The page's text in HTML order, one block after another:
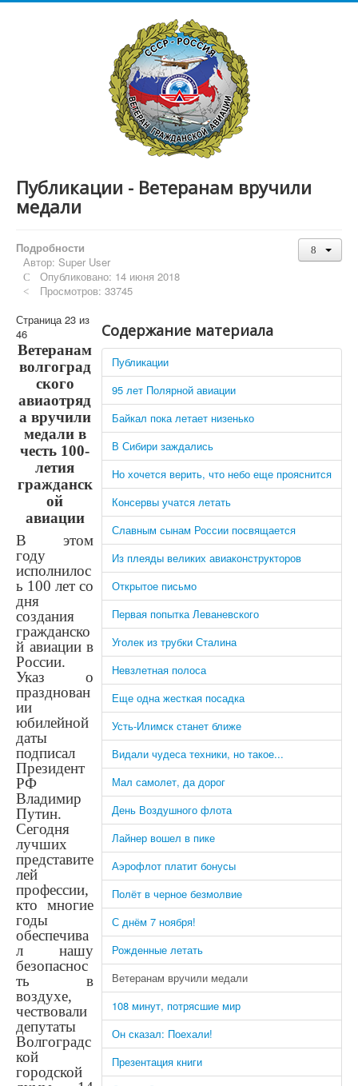
Публикации - Ветеранам вручили
медали
Подробности
Автор: Super User
Опубликовано: 14 июня 2018
Просмотров: 33745
Содержание материала
Публикации
95 лет Полярной авиации
Байкал пока летает низенько
В Сибири заждались
Но хочется верить, что небо еще прояснится
Консервы учатся летать
Славным сынам России посвящается
Из плеяды великих авиаконструкторов
Открытое письмо
Первая попытка Леваневского
Уголек из трубки Сталина
Невзлетная полоса
Еще одна жесткая посадка
Усть-Илимск станет ближе
Видали чудеса техники, но такое...
Мал самолет, да дорог
День Воздушного флота
Лайнер вошел в пике
Аэрофлот платит бонусы
Полёт в черное безмолвие
С днём 7 ноября!
Рожденные летать
Ветеранам вручили медали
108 минут, потрясшие мир
Он сказал: Поехали!
Презентация книги
Страница 23 из
46
Ветеранам
волгоград
ского
авиаотряд
а вручили
медали в
честь 100-
летия
гражданск
ой
авиации
В этом
году
исполнилос
ь 100 лет со
дня
создания
гражданско
й авиации в
России.
Указ о
празднован
ии
юбилейной
даты
подписал
Президент
РФ
Владимир
Путин.
Сегодня
лучших
представите
лей
профессии,
кто многие
годы
обеспечива
л нашу
безопаснос
ть в
воздухе,
чествовали
депутаты
Волгоградс
кой
городской